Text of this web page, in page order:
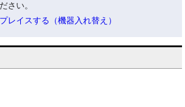
さい。
レイスする（機器入れ替え）